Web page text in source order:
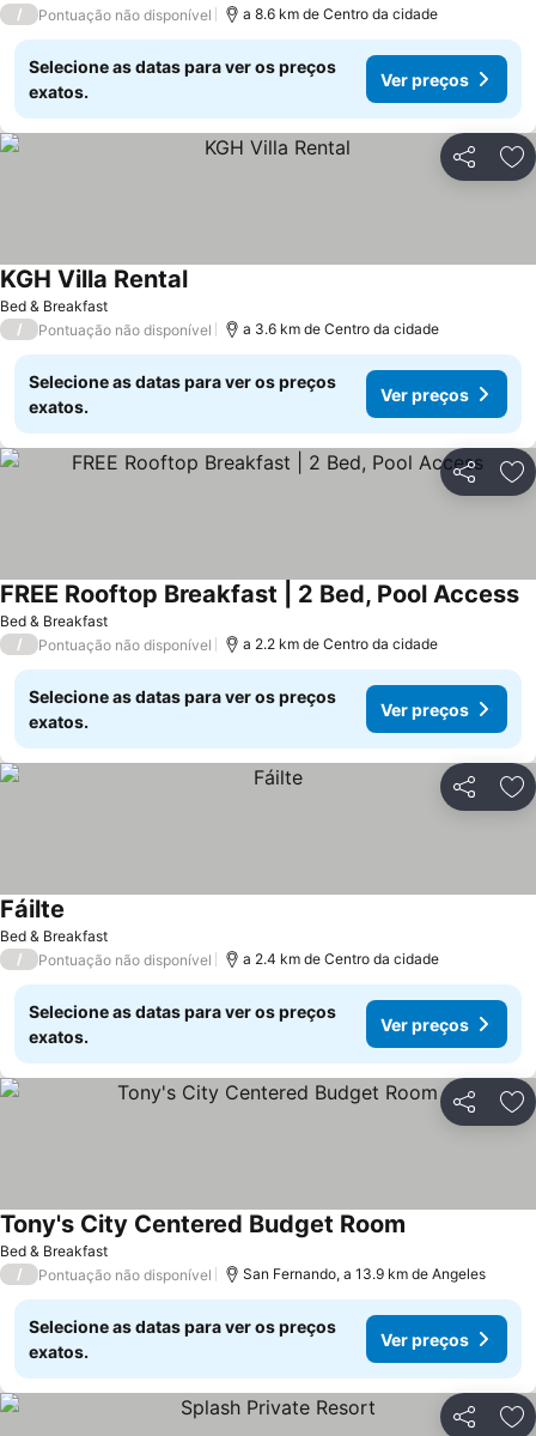
/ Pontuação não disponível a 8.6 km de Centro da cidade
Selecione as datas para ver os preços
exatos.
Ver preços
Partilhar
Bed & Breakfast
KGH Villa Rental
/ Pontuação não disponível a 3.6 km de Centro da cidade
Selecione as datas para ver os preços
exatos.
Ver preços
Partilhar
Bed & Breakfast
FREE Rooftop Breakfast | 2 Bed, Pool Access
/ Pontuação não disponível a 2.2 km de Centro da cidade
Selecione as datas para ver os preços
exatos.
Ver preços
Partilhar
Bed & Breakfast
Fáilte
/ Pontuação não disponível a 2.4 km de Centro da cidade
Selecione as datas para ver os preços
exatos.
Ver preços
Partilhar
Bed & Breakfast
Tony's City Centered Budget Room
/ Pontuação não disponível San Fernando, a 13.9 km de Angeles
Selecione as datas para ver os preços
exatos.
Ver preços
Partilhar